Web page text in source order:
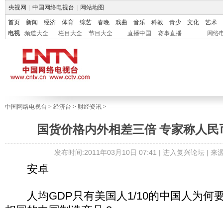
央视网 中国网络电视台 网站地图
首页 新闻 经济 体育 综艺 春晚 戏曲 音乐 科教 青少 文化
艺术
电视
频道大全 栏目大全 节目大全 直播中国 赛事直播 网络
中国网络电视台 > 经济台 > 财经资讯 >
国货价格内外相差三倍 专家称人
发布时间:2011年03月10日 07:41 | 进入复兴论坛| 来
安卓
人均GDP只有美国人1/10的中国人为何